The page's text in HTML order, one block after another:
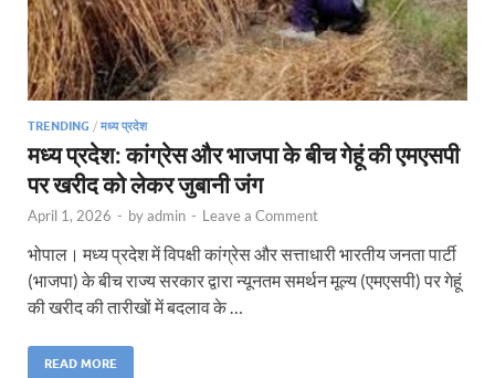
TRENDING / मध्य प्रदेश
मध्य प्रदेश: कांग्रेस और भाजपा के बीच गेहूं की एमएसपी
पर खरीद को लेकर जुबानी जंग
April 1, 2026 - byadmin - Leave a Comment
भोपाल। मध्य प्रदेश में विपक्षी कांग्रेस और सत्ताधारी भारतीय जनता पार्टी
(भाजपा) के बीच राज्य सरकार द्वारा न्यूनतम समर्थन मूल्य (एमएसपी) पर गेहूं
की खरीद की तारीखों में बदलाव के …
READ MORE